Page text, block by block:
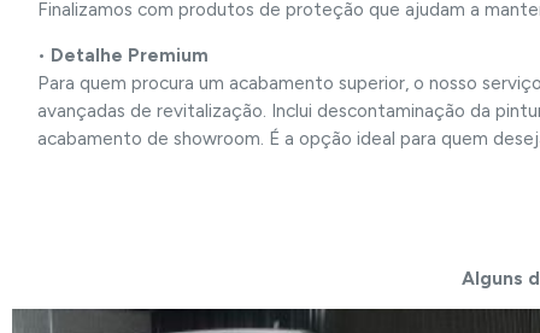
Finalizamos com produtos de proteção que ajudam a
• Detalhe Premium
Para quem procura um acabamento superior, o nosso
avançadas de revitalização. Inclui descontaminação da
acabamento de showroom. É a opção ideal para quem
Alguns